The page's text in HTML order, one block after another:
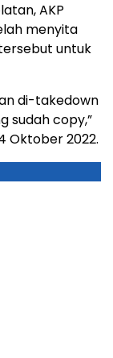
AKP
menyita
untuk
di-takedown
sudah copy,”
Oktober 2022.